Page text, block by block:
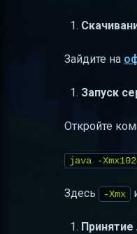
Зайдите на
Запуск
Откройте
java -
Здесь -Xmx